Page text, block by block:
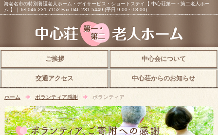
海老名市の特別養護老人ホーム・デイサービス・ショートステイ【 中心荘第一・第二老人ホー
ム 】｜Tel:046-231-7152 Fax:046-231-5449 (平日 9:00～18:00)
ご挨拶 中心会について
交通アクセス 中心荘からのお知らせ
ホーム ボランティア感謝 ボランティア